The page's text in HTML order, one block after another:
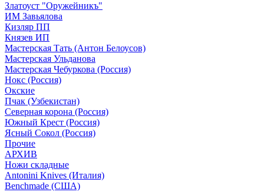
Златоуст "Оружейникъ"
ИМ Завьялова
Кизляр ПП
Князев ИП
Мастерская Тать (Антон Белоусов)
Мастерская Ульданова
Мастерская Чебуркова (Россия)
Нокс (Россия)
Окские
Пчак (Узбекистан)
Северная корона (Россия)
Южный Крест (Россия)
Ясный Сокол (Россия)
Прочие
АРХИВ
Ножи складные
Antonini Knives (Италия)
Benchmade (США)